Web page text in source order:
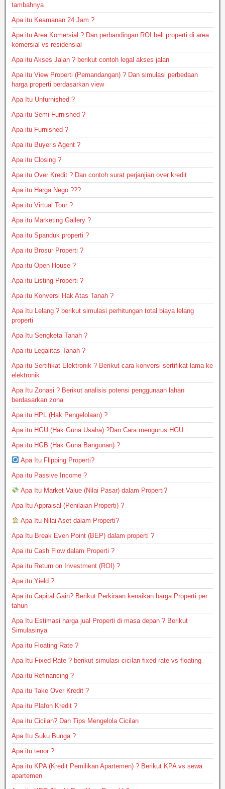
tambahnya
Apa itu Keamanan 24 Jam ?
Apa itu Area Komersial ? Dan perbandingan ROI beli properti di area
komersial vs residensial
Apa itu Akses Jalan ? berikut contoh legal akses jalan
Apa itu View Properti (Pemandangan) ? Dan simulasi perbedaan
harga properti berdasarkan view
Apa Itu Unfurnished ?
Apa itu Semi-Furnished ?
Apa itu Furnished ?
Apa itu Buyer’s Agent ?
Apa itu Closing ?
Apa itu Over Kredit ? Dan contoh surat perjanjian over kredit
Apa itu Harga Nego ???
Apa itu Virtual Tour ?
Apa itu Marketing Gallery ?
Apa itu Spanduk properti ?
Apa itu Brosur Properti ?
Apa itu Open House ?
Apa itu Listing Properti ?
Apa itu Konversi Hak Atas Tanah ?
Apa Itu Lelang ? berikut simulasi perhitungan total biaya lelang
properti
Apa Itu Sengketa Tanah ?
Apa itu Legalitas Tanah ?
Apa itu Sertifikat Elektronik ? Berikut cara konversi sertifikat lama ke
elektronik
Apa Itu Zonasi ? Berikut analisis potensi penggunaan lahan
berdasarkan zona
Apa itu HPL (Hak Pengelolaan) ?
Apa itu HGU (Hak Guna Usaha) ?Dan Cara mengurus HGU
Apa itu HGB (Hak Guna Bangunan) ?
Apa Itu Flipping Properti?
Apa itu Passive Income ?
Apa Itu Market Value (Nilai Pasar) dalam Properti?
Apa Itu Appraisal (Penilaian Properti) ?
Apa Itu Nilai Aset dalam Properti?
Apa Itu Break Even Point (BEP) dalam properti ?
Apa itu Cash Flow dalam Properti ?
Apa itu Return on Investment (ROI) ?
Apa itu Yield ?
Apa itu Capital Gain? Berikut Perkiraan kenaikan harga Properti per
tahun
Apa Itu Estimasi harga jual Properti di masa depan ? Berikut
Simulasinya
Apa itu Floating Rate ?
Apa Itu Fixed Rate ? berikut simulasi cicilan fixed rate vs floating
Apa itu Refinancing ?
Apa itu Take Over Kredit ?
Apa itu Plafon Kredit ?
Apa itu Cicilan? Dan Tips Mengelola Cicilan
Apa Itu Suku Bunga ?
Apa itu tenor ?
Apa itu KPA (Kredit Pemilikan Apartemen) ? Berikut KPA vs sewa
apartemen